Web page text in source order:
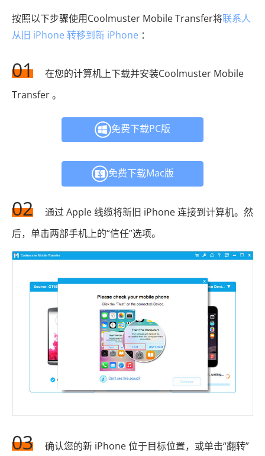
按照以下步骤使用Coolmuster Mobile Transfer将联系人
从旧 iPhone 转移到新 iPhone ：
01
在您的计算机上下载并安装Coolmuster Mobile
Transfer 。
免费下载PC版
免费下载Mac版
02
通过 Apple 线缆将新旧 iPhone 连接到计算机。然
后，单击两部手机上的“信任”选项。
03
确认您的新 iPhone 位于目标位置，或单击“翻转”